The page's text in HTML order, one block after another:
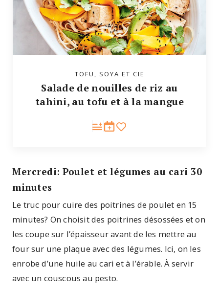
TOFU, SOYA ET CIE
Salade de nouilles de riz au
tahini, au tofu et à la mangue
Mercredi: Poulet et légumes au cari 30
minutes
Le truc pour cuire des poitrines de poulet en 15
minutes? On choisit des poitrines désossées et on
les coupe sur l’épaisseur avant de les mettre au
four sur une plaque avec des légumes. Ici, on les
enrobe d’une huile au cari et à l’érable. À servir
avec un couscous au pesto.